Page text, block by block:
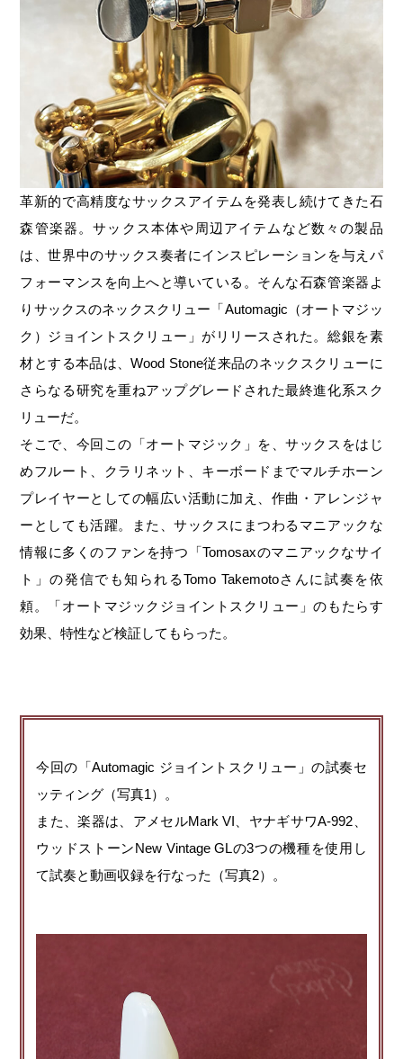
革新的で高精度なサックスアイテムを発表し続けてきた石
森管楽器。サックス本体や周辺アイテムなど数々の製品
は、世界中のサックス奏者にインスピレーションを与えパ
フォーマンスを向上へと導いている。そんな石森管楽器よ
りサックスのネックスクリュー「Automagic（オートマジッ
ク）ジョイントスクリュー」がリリースされた。総銀を素
材とする本品は、Wood Stone従来品のネックスクリューに
さらなる研究を重ねアップグレードされた最終進化系スク
リューだ。
そこで、今回この「オートマジック」を、サックスをはじ
めフルート、クラリネット、キーボードまでマルチホーン
プレイヤーとしての幅広い活動に加え、作曲・アレンジャ
ーとしても活躍。また、サックスにまつわるマニアックな
情報に多くのファンを持つ「Tomosaxのマニアックなサイ
ト」の発信でも知られるTomo Takemotoさんに試奏を依
頼。「オートマジックジョイントスクリュー」のもたらす
効果、特性など検証してもらった。
今回の「Automagic ジョイントスクリュー」の試奏セ
ッティング（写真1）。
また、楽器は、アメセルMark VI、ヤナギサワA-992、
ウッドストーンNew Vintage GLの3つの機種を使用し
て試奏と動画収録を行なった（写真2）。